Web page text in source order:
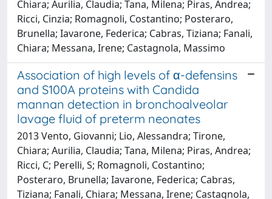
Chiara; Aurilia, Claudia; Tana, Milena; Piras, Andrea;
Ricci, Cinzia; Romagnoli, Costantino; Posteraro,
Brunella; Iavarone, Federica; Cabras, Tiziana; Fanali,
Chiara; Messana, Irene; Castagnola, Massimo
Association of high levels of α-defensins
and S100A proteins with Candida
mannan detection in bronchoalveolar
lavage fluid of preterm neonates
2013 Vento, Giovanni; Lio, Alessandra; Tirone,
Chiara; Aurilia, Claudia; Tana, Milena; Piras, Andrea;
Ricci, C; Perelli, S; Romagnoli, Costantino;
Posteraro, Brunella; Iavarone, Federica; Cabras,
Tiziana; Fanali, Chiara; Messana, Irene; Castagnola,